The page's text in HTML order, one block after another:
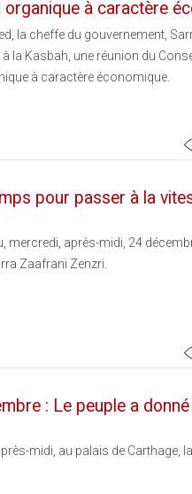
à caractère
la cheffe du gouvernement,
la Kasbah, une réunion du
à caractère économique.
pour passer à la
mercredi, après-midi, 24
Zaafrani Zenzri.
: Le peuple a
midi, au palais de Carthage,